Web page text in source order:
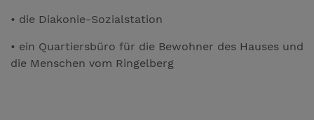
• die Diakonie-Sozialstation
• ein Quartiersbüro für die Bewohner des Hauses und
die Menschen vom Ringelberg